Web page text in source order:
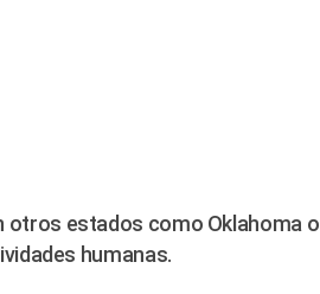
otros estados como Oklahoma o
humanas.